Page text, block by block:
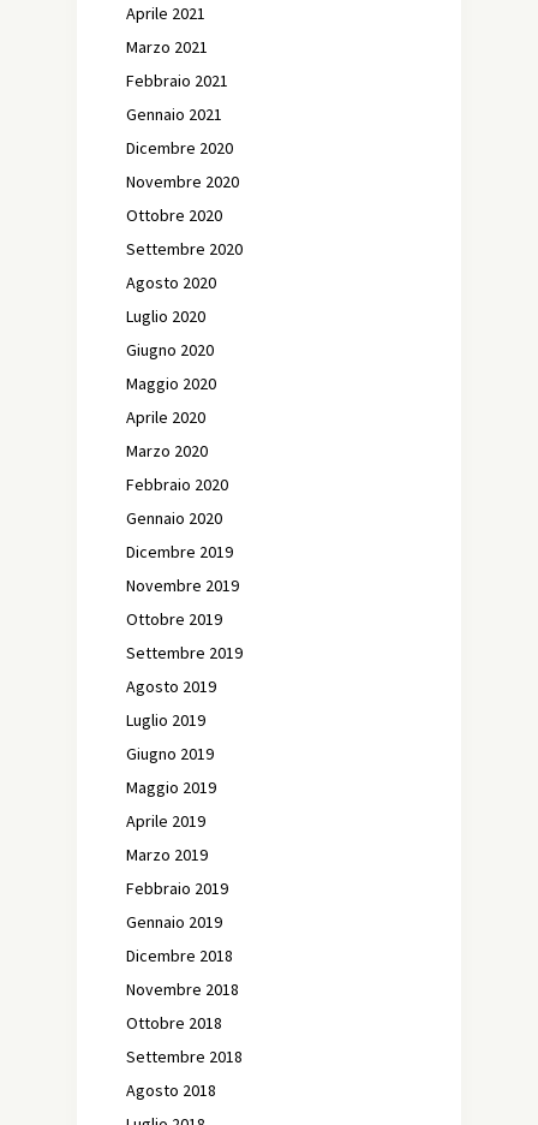
Aprile 2021
Marzo 2021
Febbraio 2021
Gennaio 2021
Dicembre 2020
Novembre 2020
Ottobre 2020
Settembre 2020
Agosto 2020
Luglio 2020
Giugno 2020
Maggio 2020
Aprile 2020
Marzo 2020
Febbraio 2020
Gennaio 2020
Dicembre 2019
Novembre 2019
Ottobre 2019
Settembre 2019
Agosto 2019
Luglio 2019
Giugno 2019
Maggio 2019
Aprile 2019
Marzo 2019
Febbraio 2019
Gennaio 2019
Dicembre 2018
Novembre 2018
Ottobre 2018
Settembre 2018
Agosto 2018